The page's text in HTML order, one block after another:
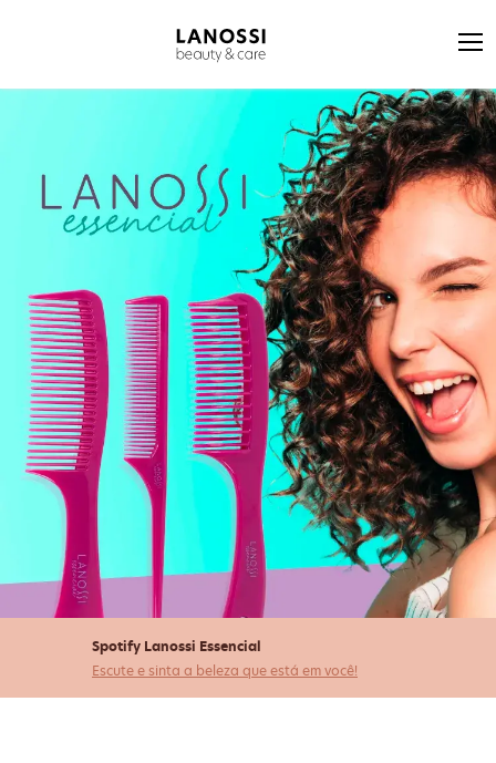
Spotify Lanossi Essencial
Escute e sinta a beleza que está em você!